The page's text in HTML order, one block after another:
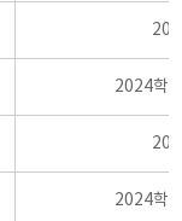
2024학
2024학